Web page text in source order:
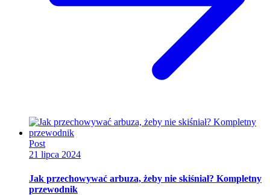
Post
21 lipca 2024
Jak przechowywać arbuza, żeby nie skiśniał? Kompletny
przewodnik